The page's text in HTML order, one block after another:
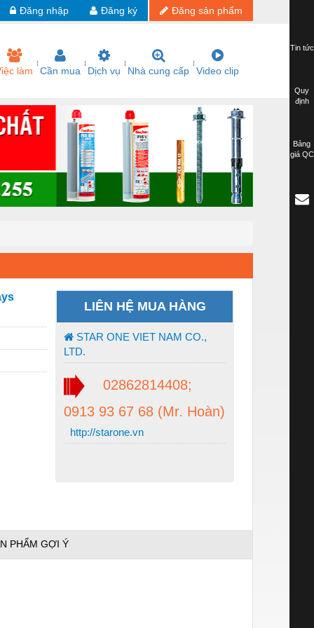
Đăng sản phẩm
Đăng ký
Đăng nhập
làm Cần mua Dịch vụ Nhà cung cấp Video clip
LIÊN HỆ MUA HÀNG
STAR ONE VIET NAM CO.,
LTD.
02862814408;
0913 93 67 68 (Mr. Hoàn)
http://starone.vn
PHẨM GỢI Ý
Tin tức
Quy
định
Bảng
giá QC